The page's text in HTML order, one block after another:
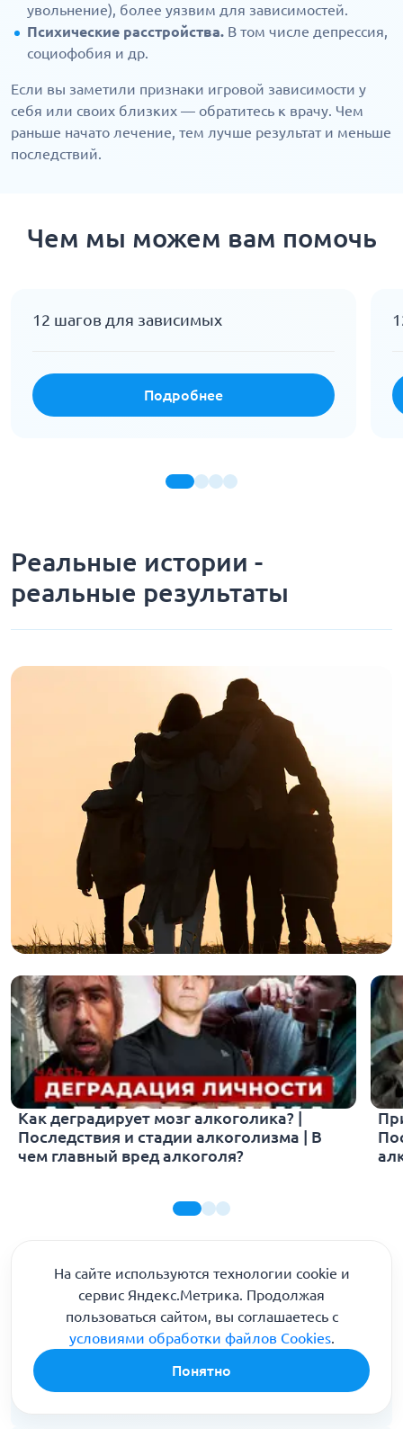
увольнение), более уязвим для зависимостей.
Психические расстройства. В том числе депрессия,
социофобия и др.
Если вы заметили признаки игровой зависимости у
себя или своих близких — обратитесь к врачу. Чем
раньше начато лечение, тем лучше результат и меньше
последствий.
Чем мы можем вам помочь
12 шагов для зависимых
Подробнее
Реальные истории -
реальные результаты
Как деградирует мозг алкоголика? |
Последствия и стадии алкоголизма | В
чем главный вред алкоголя?
Часто задаваемые вопросы
Горячая линия для звонков по России
8 (800) 301-90-04
На сайте используются технологии cookie и
сервис Яндекс.Метрика. Продолжая
пользоваться сайтом, вы соглашаетесь с
условиями обработки файлов Cookies.
Понятно